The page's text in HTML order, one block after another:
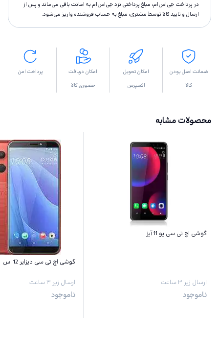
در پرداخت جی‌اس‌ام، مبلغ پرداختى نزد جی‌اس‌ام به امانت باقى مى‌ماند و پس از
ارسال و تاييد كالا توسط مشتری، مبلغ به حساب فروشنده واريز مى‌شود.
ضمانت اصل بودن
کالا
امکان تحویل
اکسپرس
امکان دریافت
حضوری کالا
پرداخت امن
محصولات مشابه
گوشی اچ تی سی یو 11 آیز
ارسال زیر ۳ ساعت
ناموجود
گوشی اچ تی سی دیزایر 12 اس
ارسال زیر ۳ ساعت
ناموجود